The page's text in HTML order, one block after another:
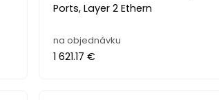
Ports, Layer 2 Ethern
na objednávku
1 621.17 €